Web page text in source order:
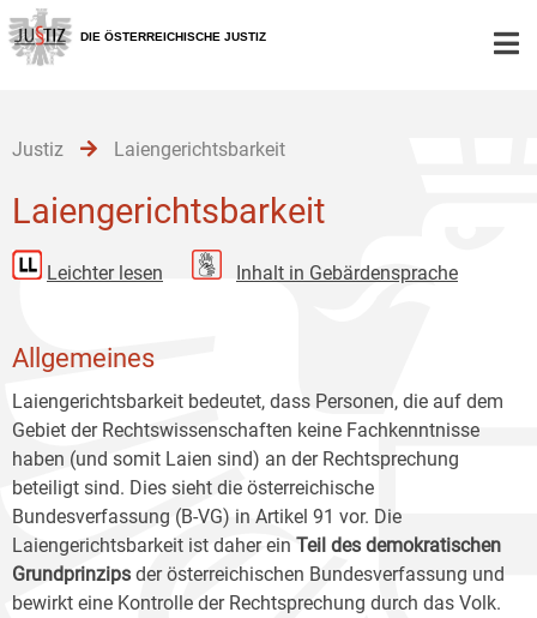
Zur
Hauptnavigation
[1]
Zum
Inhalt
[2]
Zum
Untermenü
[3]
DIE ÖSTERREICHISCHE JUSTIZ
Justiz Laiengerichtsbarkeit
Laiengerichtsbarkeit
Leichter lesen Inhalt in Gebärdensprache
Allgemeines
Laiengerichtsbarkeit bedeutet, dass Personen, die auf dem
Gebiet der Rechtswissenschaften keine Fachkenntnisse
haben (und somit Laien sind) an der Rechtsprechung
beteiligt sind. Dies sieht die österreichische
Bundesverfassung (B-VG) in Artikel 91 vor. Die
Laiengerichtsbarkeit ist daher ein Teil des demokratischen
Grundprinzips der österreichischen Bundesverfassung und
bewirkt eine Kontrolle der Rechtsprechung durch das Volk.